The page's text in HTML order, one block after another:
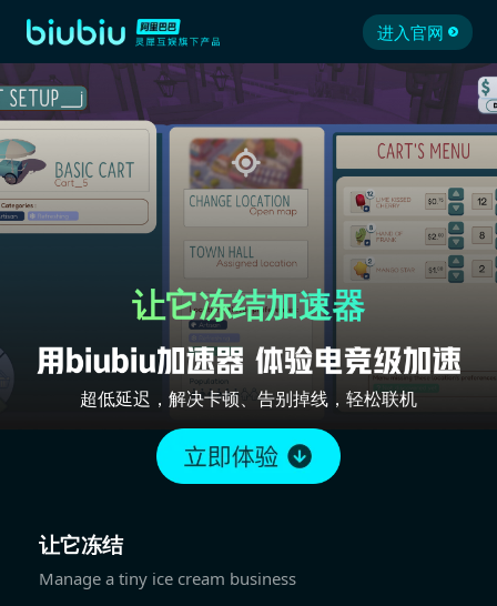
进入官网
让它冻结加速器
超低延迟，解决卡顿、告别掉线，轻松联机
让它冻结
Manage a tiny ice cream business